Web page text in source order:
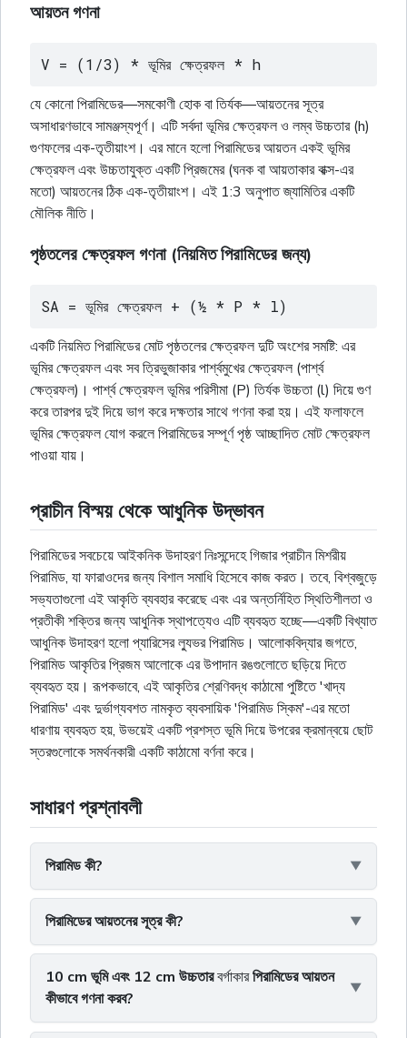
আয়তন গণনা
V = (1/3) * ভূমির ক্ষেত্রফল * h
যে কোনো পিরামিডের—সমকোণী হোক বা তির্যক—আয়তনের সূত্র
অসাধারণভাবে সামঞ্জস্যপূর্ণ। এটি সর্বদা ভূমির ক্ষেত্রফল ও লম্ব উচ্চতার (h)
গুণফলের এক-তৃতীয়াংশ। এর মানে হলো পিরামিডের আয়তন একই ভূমির
ক্ষেত্রফল এবং উচ্চতাযুক্ত একটি প্রিজমের (ঘনকবাআয়তাকারবাক্স-এর
মতো) আয়তনের ঠিক এক-তৃতীয়াংশ। এই 1:3 অনুপাত জ্যামিতির একটি
মৌলিক নীতি।
পৃষ্ঠতলের ক্ষেত্রফল গণনা (নিয়মিত পিরামিডের জন্য)
SA = ভূমির ক্ষেত্রফল + (½ * P * l)
একটি নিয়মিত পিরামিডের মোট পৃষ্ঠতলের ক্ষেত্রফল দুটি অংশের সমষ্টি: এর
ভূমির ক্ষেত্রফল এবং সবত্রিভুজাকারপার্শ্বমুখের ক্ষেত্রফল (পার্শ্ব
ক্ষেত্রফল)। পার্শ্ব ক্ষেত্রফল ভূমির পরিসীমা (P) তির্যক উচ্চতা (l) দিয়ে গুণ
করে তারপর দুই দিয়ে ভাগ করে দক্ষতার সাথে গণনা করা হয়। এই ফলাফলে
ভূমির ক্ষেত্রফল যোগ করলে পিরামিডের সম্পূর্ণ পৃষ্ঠ আচ্ছাদিত মোট ক্ষেত্রফল
পাওয়া যায়।
প্রাচীন বিস্ময় থেকে আধুনিক উদ্ভাবন
পিরামিডের সবচেয়ে আইকনিক উদাহরণ নিঃসন্দেহে গিজার প্রাচীন মিশরীয়
পিরামিড, যা ফারাওদের জন্য বিশাল সমাধি হিসেবে কাজ করত। তবে, বিশ্বজুড়ে
সভ্যতাগুলো এই আকৃতি ব্যবহার করেছে এবং এর অন্তর্নিহিত স্থিতিশীলতা ও
প্রতীকী শক্তির জন্য আধুনিক স্থাপত্যেও এটি ব্যবহৃত হচ্ছে—একটি বিখ্যাত
আধুনিক উদাহরণ হলো প্যারিসের ল্যুভর পিরামিড। আলোকবিদ্যার জগতে,
পিরামিড আকৃতির প্রিজম আলোকে এর উপাদান রঙগুলোতে ছড়িয়ে দিতে
ব্যবহৃত হয়। রূপকভাবে, এই আকৃতির শ্রেণিবদ্ধ কাঠামো পুষ্টিতে 'খাদ্য
পিরামিড' এবং দুর্ভাগ্যবশত নামকৃত ব্যবসায়িক 'পিরামিড স্কিম'-এর মতো
ধারণায় ব্যবহৃত হয়, উভয়েই একটি প্রশস্ত ভূমি দিয়ে উপরের ক্রমান্বয়ে ছোট
স্তরগুলোকে সমর্থনকারী একটি কাঠামো বর্ণনা করে।
সাধারণ প্রশ্নাবলী
পিরামিড কী?
পিরামিডের আয়তনের সূত্র কী?
10 cm ভূমি এবং 12 cm উচ্চতারবর্গাকারপিরামিডের আয়তন
কীভাবে গণনা করব?